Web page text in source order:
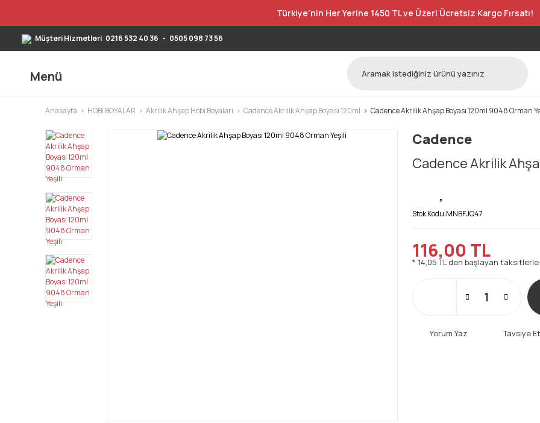
Türkiye’nin Her Yerine 1450 TL ve Üzeri Ücretsiz Kargo Fırsatı!
Müşteri Hizmetleri 0216 532 40 36 - 0505 098 73 56
Menü
Anasayfa HOBİ BOYALAR Akrilik Ahşap Hobi Boyaları Cadence Akrilik Ahşap Boyası 120ml Cadence Akrilik Ahşap Boyası 120ml 9048 Orman
Cadence
Cadence Akrilik
Stok Kodu:MNBFJQ47
116,00 TL
* 14,05 TL den başlayan
Yorum Yaz Tavsiye Et